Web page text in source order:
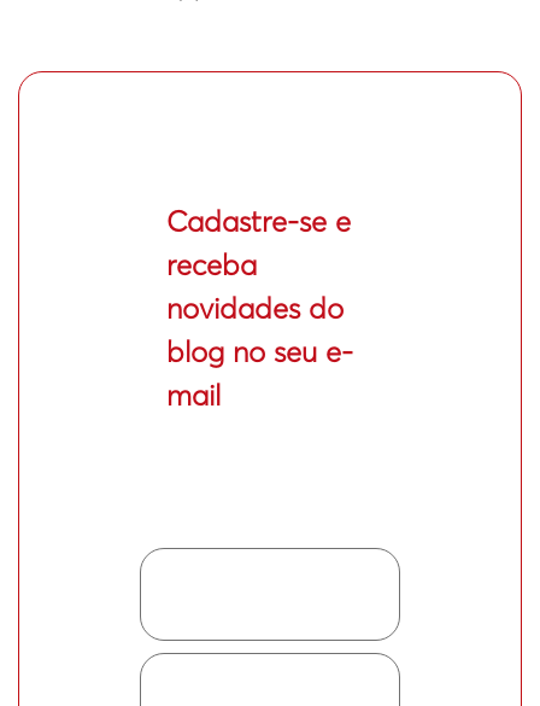
Cadastre-se e
receba
novidades do
blog no seu e-
mail